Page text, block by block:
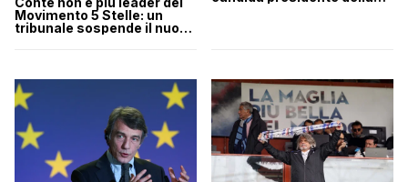
Movimento 5 Stelle: un
tribunale sospende il nuovo